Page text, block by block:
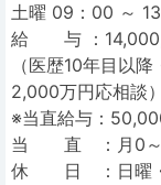
土曜 09：00 ～ 13
給 与 ：
（医歴10年目以
2,000万円応相談）
※当直給与：
当 直 ：月0～4
休 日 ：日曜・